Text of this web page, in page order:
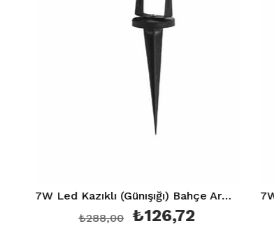
7W Led Kazıklı (Günışığı) Bahçe Armatürü Ip 64 Ct 7300
₺126,72
₺288,00